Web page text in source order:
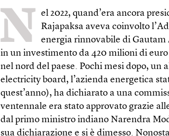
N el 2022, quand’era ancora
Rajapaksa aveva coinvolto
energia rinnovabile di Gautam
in un investimento da 420 milioni di
nel nord del paese. Pochi mesi dopo, un
electricity board, l’azienda energetica
quest’anno), ha dichiarato a una
ventennale era stato approvato grazie
dal primo ministro indiano Narendra
sua dichiarazione e si è dimesso.